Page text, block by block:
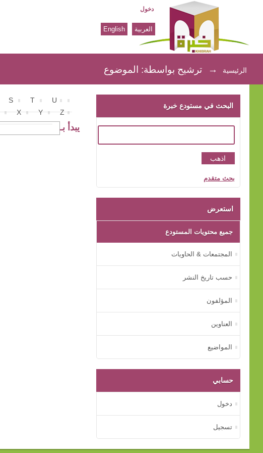
ترشيح بواسطة: الموضوع
دخول
العربية English
الرئيسية → ترشيح بواسطة: الموضوع
S T
U
X Y Z
يبدأ بـ
البحث في مستودع خبرة
بحث متقدم
استعرض
جميع محتويات المستودع
المجتمعات & الحاويات
حسب تاريخ النشر
المؤلفون
العناوين
المواضيع
حسابي
دخول
تسجيل